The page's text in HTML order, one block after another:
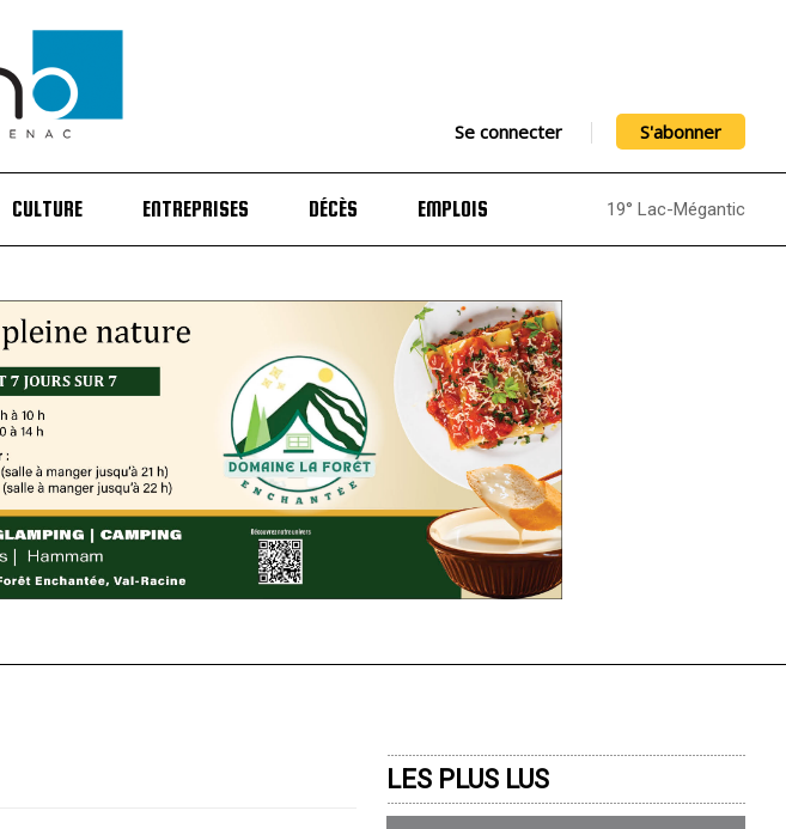
Se connecter S'abonner
CULTURE ENTREPRISES DÉCÈS EMPLOIS 19° Lac-Mégantic
LES PLUS LUS